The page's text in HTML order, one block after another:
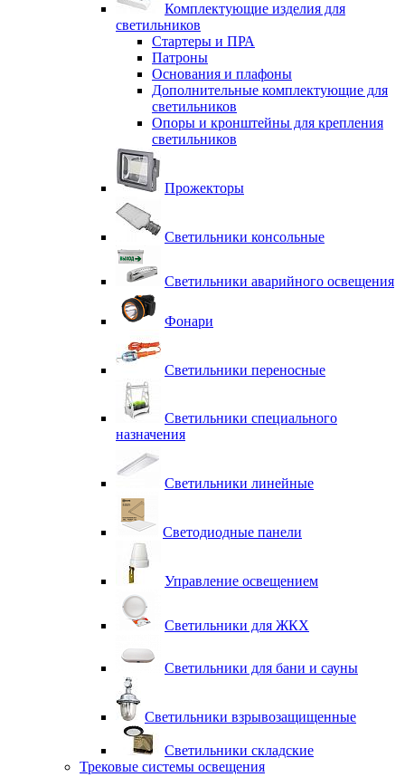
Комплектующие изделия для
светильников
Стартеры и ПРА
Патроны
Основания и плафоны
Дополнительные комплектующие для
светильников
Опоры и кронштейны для крепления
светильников
Прожекторы
Светильники консольные
Светильники аварийного освещения
Фонари
Светильники переносные
Светильники специального
назначения
Светильники линейные
Светодиодные панели
Управление освещением
Светильники для ЖКХ
Светильники для бани и сауны
Светильники взрывозащищенные
Светильники складские
Трековые системы освещения